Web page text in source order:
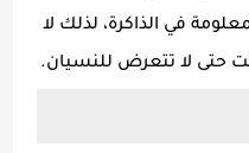
المعلومة في الذاكرة، لذلك لا
حتى لا تتعرض للنسيان.